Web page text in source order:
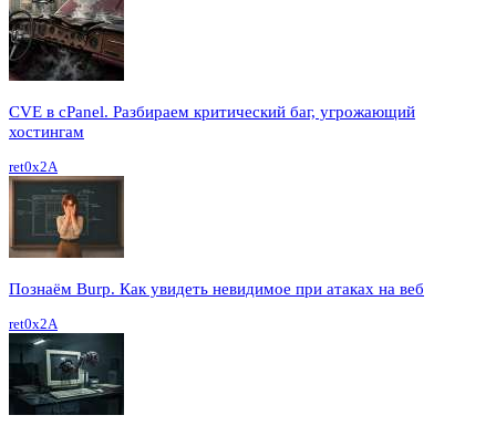
CVE в cPanel. Разбираем критический баг, угрожающий
хостингам
ret0x2A
Познаём Burp. Как увидеть невидимое при атаках на веб
ret0x2A